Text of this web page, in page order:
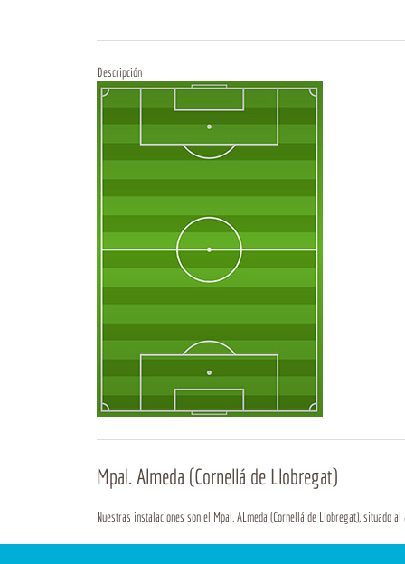
Descripción
Mpal. Almeda (Cornellá de Llobregat)
Nuestras instalaciones son el Mpal. ALmeda (Cornellá de Llobregat), situado